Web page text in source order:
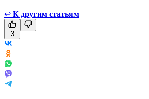
↩ К другим статьям
3